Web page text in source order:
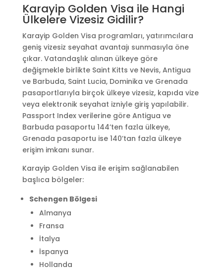
Karayip Golden Visa ile Hangi
Ülkelere Vizesiz Gidilir?
Karayip Golden Visa programları, yatırımcılara
geniş vizesiz seyahat avantajı sunmasıyla öne
çıkar. Vatandaşlık alınan ülkeye göre
değişmekle birlikte Saint Kitts ve Nevis, Antigua
ve Barbuda, Saint Lucia, Dominika ve Grenada
pasaportlarıyla birçok ülkeye vizesiz, kapıda vize
veya elektronik seyahat izniyle giriş yapılabilir.
Passport Index verilerine göre Antigua ve
Barbuda pasaportu 144’ten fazla ülkeye,
Grenada pasaportu ise 140’tan fazla ülkeye
erişim imkanı sunar.
Karayip Golden Visa ile erişim sağlanabilen
başlıca bölgeler:
Schengen Bölgesi
Almanya
Fransa
İtalya
İspanya
Hollanda